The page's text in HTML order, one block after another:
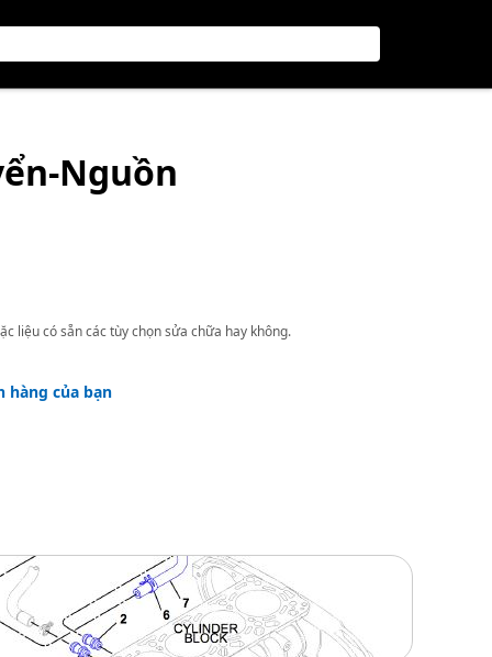
Nguồn
liệu có sẵn các tùy chọn sửa chữa hay không.
hàng của bạn